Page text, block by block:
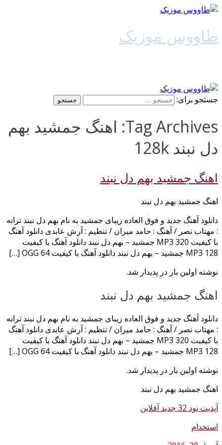
طاووس موزیک
جستجو برای:
Tag Archives: اهنگ جمشید بهم
دل نبند 128k
اهنگ جمشید بهم دل نبند
اهنگ جمشید بهم دل نبند
دانلود آهنگ جدید و فوق العاده زیبای جمشید به نام بهم دل نبند ترانه
: مهتاب نصر / آهنگ : حامد میران / تنظیم : آرش عابدی دانلود آهنگ
با کیفیت MP3 320 جمشید – بهم دل نبند دانلود آهنگ با کیفیت
MP3 128 جمشید – بهم دل نبند دانلود آهنگ با کیفیت OGG 64 […]
نوشته اولین بار در پدیدار شد.
اهنگ جمشید بهم دل نبند
دانلود آهنگ جدید و فوق العاده زیبای جمشید به نام بهم دل نبند ترانه
: مهتاب نصر / آهنگ : حامد میران / تنظیم : آرش عابدی دانلود آهنگ
با کیفیت MP3 320 جمشید – بهم دل نبند دانلود آهنگ با کیفیت
MP3 128 جمشید – بهم دل نبند دانلود آهنگ با کیفیت OGG 64 […]
نوشته اولین بار در پدیدار شد.
اهنگ جمشید بهم دل نبند
آپدیت نود 32 جدید آفلاین
استخدام